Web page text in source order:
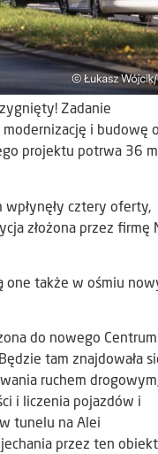
Zadanie
i budowę
projektu potrwa 36
wpłynęły cztery oferty,
złożona przez firmę
one także w ośmiu
do nowego Centrum
tam znajdowała
ruchem
i liczenia pojazdów i
tunelu na Alei
przez ten obiekt